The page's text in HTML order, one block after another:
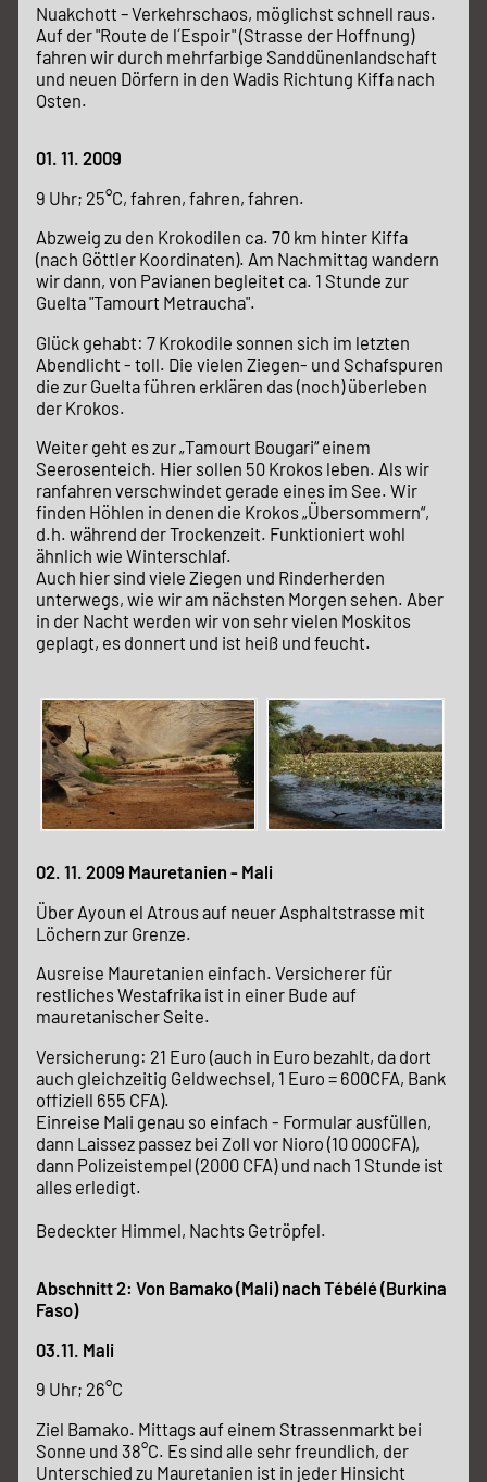
Nuakchott – Verkehrschaos, möglichst schnell raus.
Auf der "Route de l´Espoir" (Strasse der Hoffnung)
fahren wir durch mehrfarbige Sanddünenlandschaft
und neuen Dörfern in den Wadis Richtung Kiffa nach
Osten.
01. 11. 2009
9 Uhr; 25°C, fahren, fahren, fahren.
Abzweig zu den Krokodilen ca. 70 km hinter Kiffa
(nach Göttler Koordinaten). Am Nachmittag wandern
wir dann, von Pavianen begleitet ca. 1 Stunde zur
Guelta "Tamourt Metraucha".
Glück gehabt: 7 Krokodile sonnen sich im letzten
Abendlicht - toll. Die vielen Ziegen- und Schafspuren
die zur Guelta führen erklären das (noch) überleben
der Krokos.
Weiter geht es zur „Tamourt Bougari“ einem
Seerosenteich. Hier sollen 50 Krokos leben. Als wir
ranfahren verschwindet gerade eines im See. Wir
finden Höhlen in denen die Krokos „Übersommern“,
d.h. während der Trockenzeit. Funktioniert wohl
ähnlich wie Winterschlaf.
Auch hier sind viele Ziegen und Rinderherden
unterwegs, wie wir am nächsten Morgen sehen. Aber
in der Nacht werden wir von sehr vielen Moskitos
geplagt, es donnert und ist heiß und feucht.
02. 11. 2009 Mauretanien - Mali
Über Ayoun el Atrous auf neuer Asphaltstrasse mit
Löchern zur Grenze.
Ausreise Mauretanien einfach. Versicherer für
restliches Westafrika ist in einer Bude auf
mauretanischer Seite.
Versicherung: 21 Euro (auch in Euro bezahlt, da dort
auch gleichzeitig Geldwechsel, 1 Euro = 600CFA, Bank
offiziell 655 CFA).
Einreise Mali genau so einfach - Formular ausfüllen,
dann Laissez passez bei Zoll vor Nioro (10 000CFA),
dann Polizeistempel (2000 CFA) und nach 1 Stunde ist
alles erledigt.
Bedeckter Himmel, Nachts Getröpfel.
Abschnitt 2: Von Bamako (Mali) nach Tébélé (Burkina
Faso)
03.11. Mali
9 Uhr; 26°C
Ziel Bamako. Mittags auf einem Strassenmarkt bei
Sonne und 38°C. Es sind alle sehr freundlich, der
Unterschied zu Mauretanien ist in jeder Hinsicht